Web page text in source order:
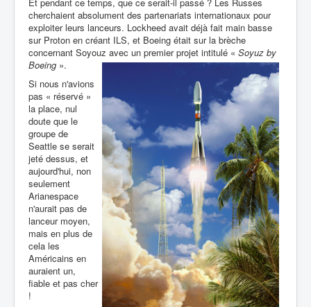
cherchaient absolument des partenariats internationaux pour
exploiter leurs lanceurs. Lockheed avait déjà fait main basse
sur Proton en créant ILS, et Boeing était sur la brèche
concernant Soyouz avec un premier projet intitulé « Soyuz by
Boeing ».
Si nous n'avions
pas « réservé »
la place, nul
doute que le
groupe de
Seattle se serait
jeté dessus, et
aujourd'hui, non
seulement
Arianespace
n'aurait pas de
lanceur moyen,
mais en plus de
cela les
Américains en
auraient un,
fiable et pas cher
!